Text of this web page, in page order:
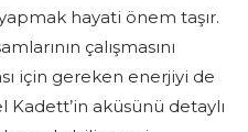
hayati önem taşır.
çalışmasını
için gereken enerjiyi de
aküsünü detaylı